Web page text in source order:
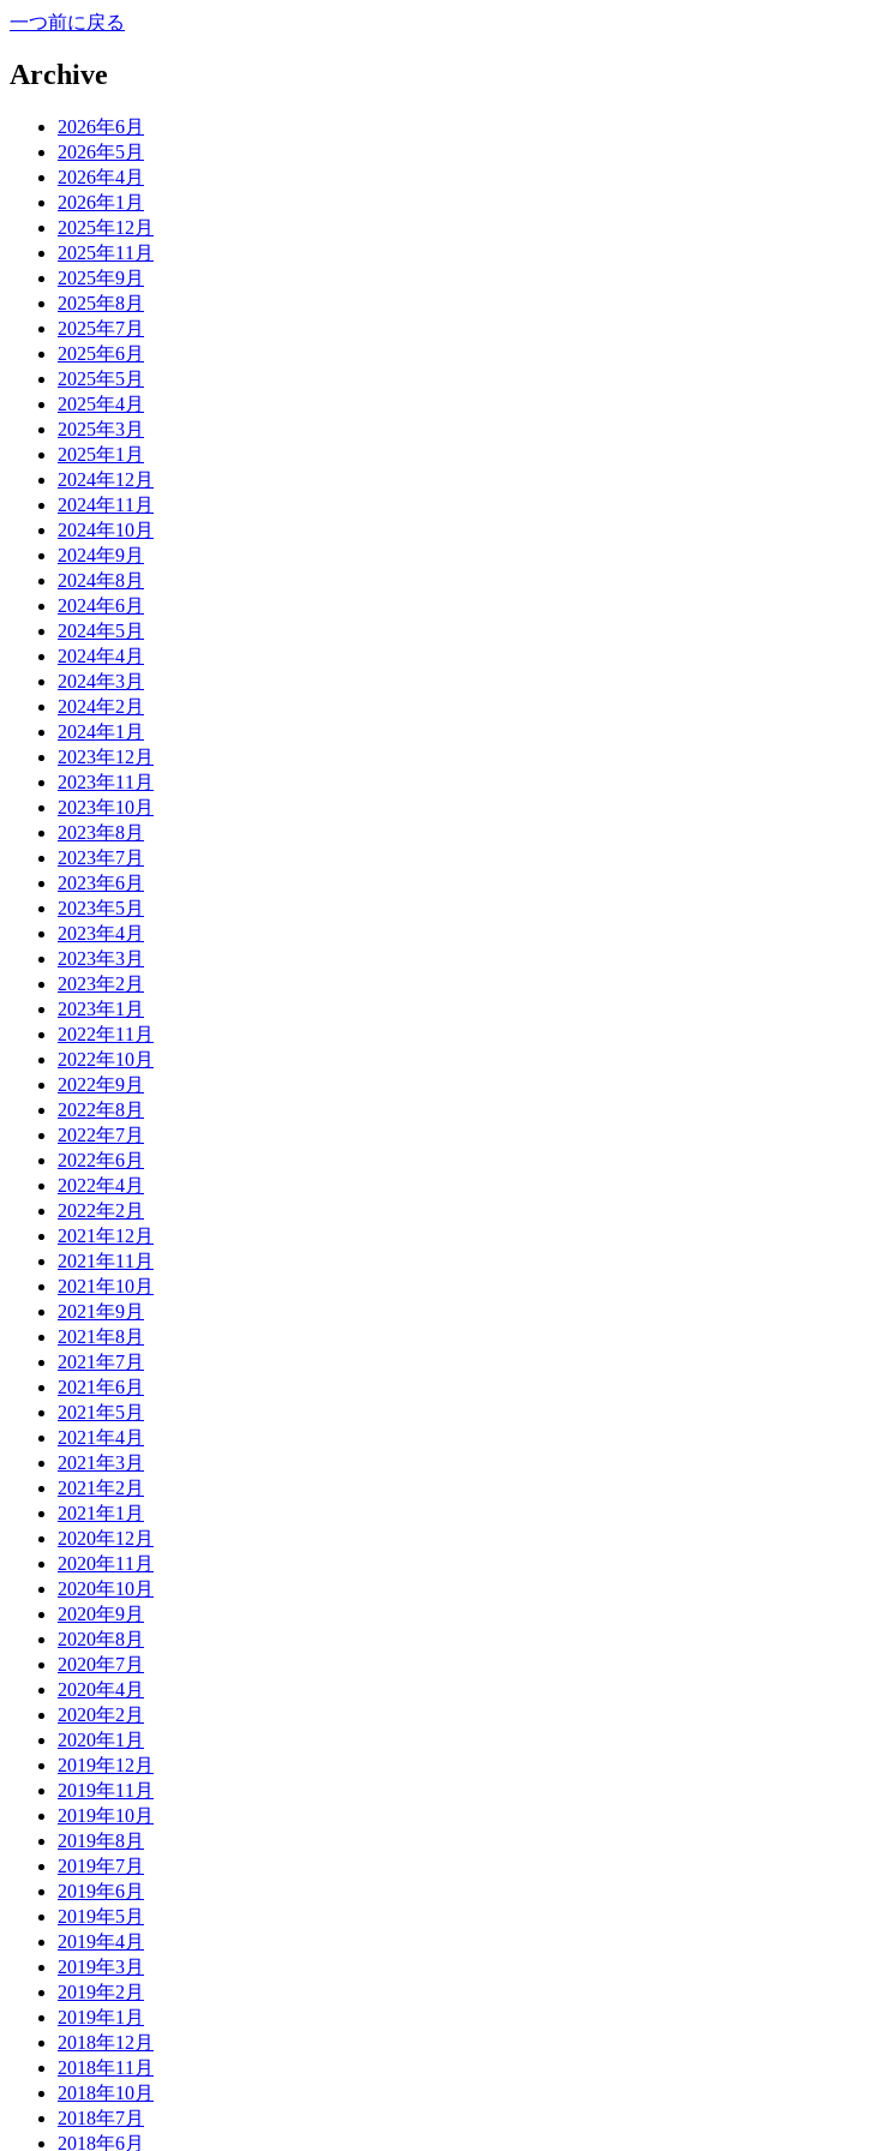
一つ前に戻る
Archive
2026年6月
2026年5月
2026年4月
2026年1月
2025年12月
2025年11月
2025年9月
2025年8月
2025年7月
2025年6月
2025年5月
2025年4月
2025年3月
2025年1月
2024年12月
2024年11月
2024年10月
2024年9月
2024年8月
2024年6月
2024年5月
2024年4月
2024年3月
2024年2月
2024年1月
2023年12月
2023年11月
2023年10月
2023年8月
2023年7月
2023年6月
2023年5月
2023年4月
2023年3月
2023年2月
2023年1月
2022年11月
2022年10月
2022年9月
2022年8月
2022年7月
2022年6月
2022年4月
2022年2月
2021年12月
2021年11月
2021年10月
2021年9月
2021年8月
2021年7月
2021年6月
2021年5月
2021年4月
2021年3月
2021年2月
2021年1月
2020年12月
2020年11月
2020年10月
2020年9月
2020年8月
2020年7月
2020年4月
2020年2月
2020年1月
2019年12月
2019年11月
2019年10月
2019年8月
2019年7月
2019年6月
2019年5月
2019年4月
2019年3月
2019年2月
2019年1月
2018年12月
2018年11月
2018年10月
2018年7月
2018年6月